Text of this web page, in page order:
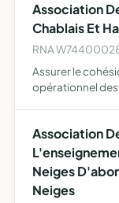
Association
Chablais Et
RNA
Assurer le
opérationnel
Association
Neiges
Neiges